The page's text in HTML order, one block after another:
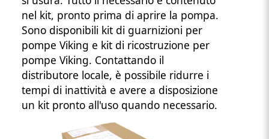
nel kit, pronto prima di aprire la pompa.
Sono disponibili kit di guarnizioni per
pompe Viking e kit di ricostruzione per
pompe Viking. Contattando il
distributore locale, è possibile ridurre i
tempi di inattività e avere a disposizione
un kit pronto all'uso quando necessario.